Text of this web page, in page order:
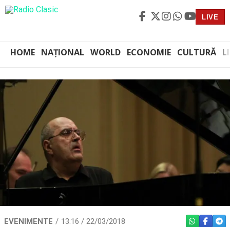
LIVE
HOME NAȚIONAL WORLD ECONOMIE CULTURĂ
EVENIMENTE 13:16 / 22/03/2018 WHATSAPP